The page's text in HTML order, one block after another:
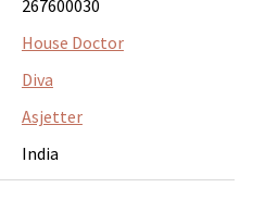
267600030
House Doctor
Diva
Asjetter
India